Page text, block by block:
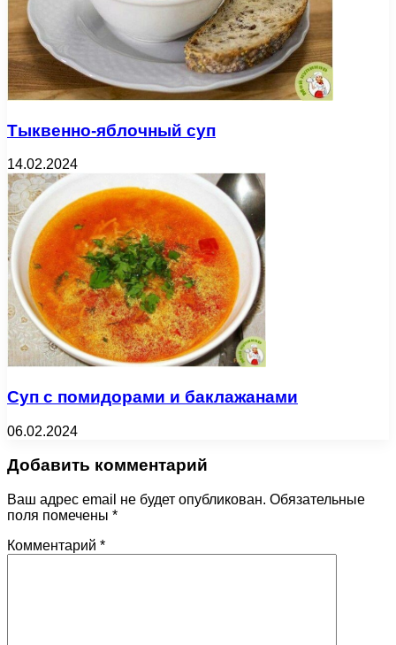
Тыквенно-яблочный суп
14.02.2024
Суп с помидорами и баклажанами
06.02.2024
Добавить комментарий
Ваш адрес email не будет опубликован. Обязательные
поля помечены *
Комментарий *